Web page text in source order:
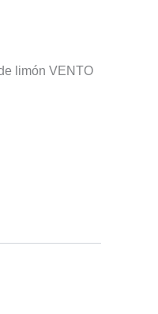
limón VENTO